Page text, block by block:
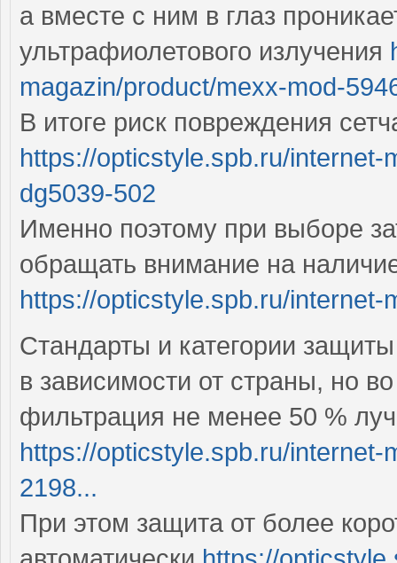
а вместе с ним в глаз
ультрафиолетового излучения
magazin/product/mexx-mod-
В итоге риск повреждения
https://opticstyle.spb.ru/
dg5039-502
Именно поэтому при выборе
обращать внимание на
https://opticstyle.spb.ru/
Стандарты и категории
в зависимости от страны, но
фильтрация не менее 50 %
https://opticstyle.spb.ru/
2198...
При этом защита от более